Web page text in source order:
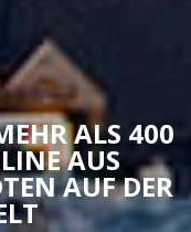
ALS 400
AUS
AUF DER